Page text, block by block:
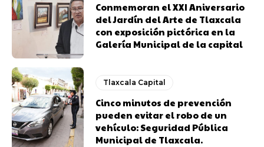
Conmemoran el XXI Aniversario
del Jardín del Arte de Tlaxcala
con exposición pictórica en la
Galería Municipal de la capital
Tlaxcala Capital
Cinco minutos de prevención
pueden evitar el robo de un
vehículo: Seguridad Pública
Municipal de Tlaxcala.